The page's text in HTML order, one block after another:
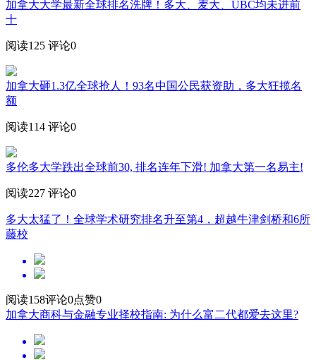
加拿大大学最新全球排名洗牌！多大、麦大、UBC均未进前
十
阅读125 评论0
加拿大砸1.3亿全球抢人！93名中国公民获资助，多大狂揽名
额
阅读114 评论0
多伦多大学跌出全球前30, 排名连年下滑! 加拿大第一名易主!
阅读227 评论0
多大太猛了！全球学术研究排名升至第4，超越牛津剑桥和6所
藤校
阅读158评论0点赞0
加拿大商科与金融专业择校指南: 为什么富二代都爱去这里?